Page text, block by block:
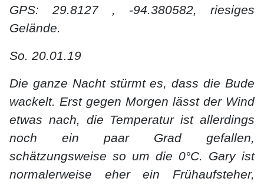
GPS: 29.8127 , -94.380582, riesiges
Gelände.
So. 20.01.19
Die ganze Nacht stürmt es, dass die Bude
wackelt. Erst gegen Morgen lässt der Wind
etwas nach, die Temperatur ist allerdings
noch ein paar Grad gefallen,
schätzungsweise so um die 0°C. Gary ist
normalerweise eher ein Frühaufsteher,